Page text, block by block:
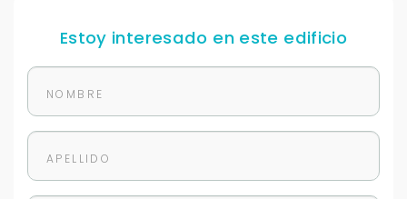
Estoy interesado en este edificio